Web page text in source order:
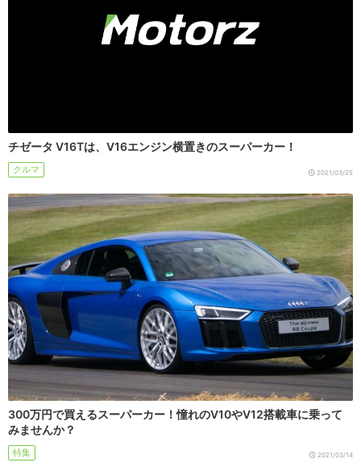
チゼータ V16Tは、V16エンジン横置きのスーパーカー！
クルマ 2021/03/25
300万円で買えるスーパーカー！憧れのV10やV12搭載車に乗って
みませんか？
特集 2021/03/14